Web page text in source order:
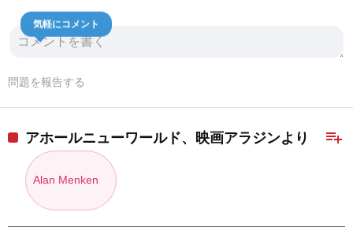
気軽にコメント
問題を報告する
playlist_add
アホールニューワールド、映画アラジンより
Alan Menken